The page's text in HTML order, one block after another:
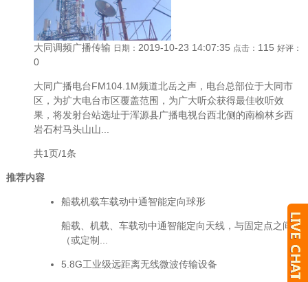
大同调频广播传输 日期： 2019-10-23 14:07:35 点击： 115 好评：
0
大同广播电台FM104.1M频道北岳之声，电台总部位于大同市
区，为扩大电台市区覆盖范围，为广大听众获得最佳收听效
果，将发射台站选址于浑源县广播电视台西北侧的南榆林乡西
岩石村马头山山...
共1页/1条
推荐内容
船载机载车载动中通智能定向球形
船载、机载、车载动中通智能定向天线，与固定点之间
（或定制...
5.8G工业级远距离无线微波传输设备